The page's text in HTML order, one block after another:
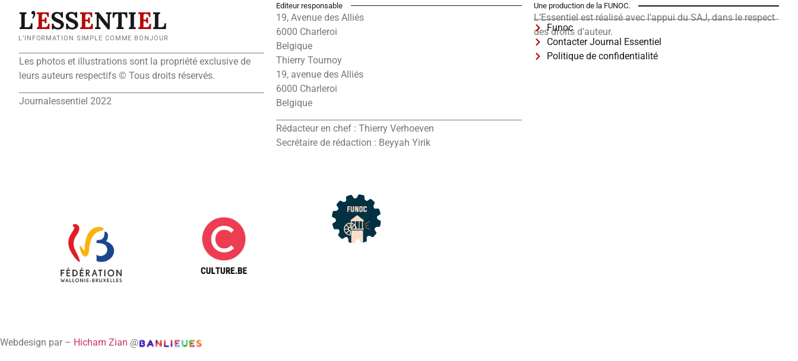
L’ESSENTIEL
L’INFORMATION SIMPLE COMME BONJOUR
Les photos et illustrations sont la propriété exclusive de
leurs auteurs respectifs © Tous droits réservés.
Journalessentiel 2022
Editeur responsable
19, Avenue des Alliés
6000 Charleroi
Belgique
Thierry Tournoy
19, avenue des Alliés
6000 Charleroi
Belgique
Rédacteur en chef : Thierry Verhoeven
Secrétaire de rédaction : Beyyah Yirik
Une production de la FUNOC.
L’Essentiel est réalisé avec l’appui du SAJ, dans le respect
des droits d’auteur.
Funoc
Contacter Journal Essentiel
Politique de confidentialité
Webdesign par – Hicham Zian @